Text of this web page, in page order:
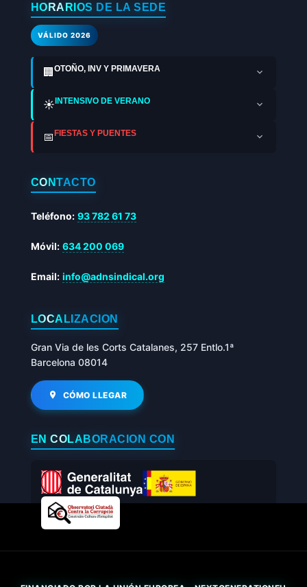
HORARIOS DE LA SEDE
VÁLIDO 2026
🏢OTOÑO, INV Y PRIMAVERA
☀️ INTENSIVO DE VERANO
📅 FIESTAS Y PUENTES
CONTACTO
Teléfono: 93 782 61 73
Móvil: 634 200 069
Email: info@adnsindical.org
LOCALIZACIÓN
Gran Via de les Corts Catalanes, 257 Entlo.1ª
Barcelona 08014
CÓMO LLEGAR
EN COLABORACIÓN CON